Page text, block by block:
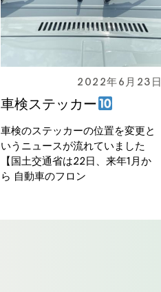
2022年6月23日
車検ステッカー
車検のステッカーの位置を変更と
いうニュースが流れていました
【国土交通省は22日、来年1月か
ら 自動車のフロン